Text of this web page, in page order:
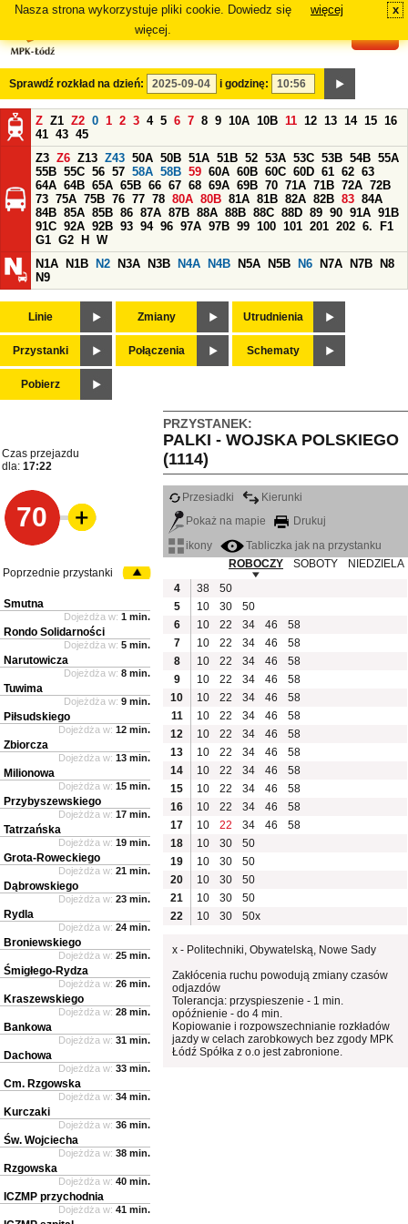
Nasza strona wykorzystuje pliki cookie. Dowiedz się
więcej.
więcej x
Sprawdź rozkład na dzień: i godzinę:
Z Z1 Z2 0 1 2 3 4 5 6 7 8 9 10A 10B 11 12 13 14 15 16
41 43 45
Z3 Z6 Z13 Z43 50A 50B 51A 51B 52 53A 53C 53B 54B 55A
55B 55C 56 57 58A 58B 59 60A 60B 60C 60D 61 62 63
64A 64B 65A 65B 66 67 68 69A 69B 70 71A 71B 72A 72B
73 75A 75B 76 77 78 80A 80B 81A 81B 82A 82B 83 84A
84B 85A 85B 86 87A 87B 88A 88B 88C 88D 89 90 91A 91B
91C 92A 92B 93 94 96 97A 97B 99 100 101 201 202 6.
F1
G1 G2 H
W
N1A
N1B N2 N3A N3B N4A N4B N5A N5B N6 N7A N7B
N8
N9
Linie Zmiany Utrudnienia
Przystanki Połączenia Schematy
Pobierz
PRZYSTANEK:
PALKI - WOJSKA POLSKIEGO
(1114)
Czas przejazdu
dla: 17:22
70
Przesiadki
Kierunki
Pokaż na mapie
Drukuj
ikony
Tabliczka jak na przystanku
ROBOCZY
SOBOTY
NIEDZIELA
4
38
50
5
10 30
50
6
10 22 34 46
58
7
10 22 34 46
58
8
10 22 34 46
58
9
10 22 34 46
58
10
10 22 34 46
58
11
10 22 34 46
58
12
10 22 34 46
58
13
10 22 34 46
58
14
10 22 34 46
58
15
10 22 34 46
58
16
10 22 34 46
58
17
10 22 34 46
58
18
10 30
50
19
10 30
50
20
10 30
50
21
10 30
50
22
10 30 50x
x - Politechniki, Obywatelską, Nowe Sady
Zakłócenia ruchu powodują zmiany czasów
odjazdów
Tolerancja: przyspieszenie - 1 min.
opóźnienie - do 4 min.
Kopiowanie i rozpowszechnianie rozkładów
jazdy w celach zarobkowych bez zgody MPK
Łódź Spółka z o.o jest zabronione.
Poprzednie przystanki
Smutna
Dojeżdża w: 1 min.
Rondo Solidarności
Dojeżdża w: 5 min.
Narutowicza
Dojeżdża w: 8 min.
Tuwima
Dojeżdża w: 9 min.
Piłsudskiego
Dojeżdża w: 12 min.
Zbiorcza
Dojeżdża w: 13 min.
Milionowa
Dojeżdża w: 15 min.
Przybyszewskiego
Dojeżdża w: 17 min.
Tatrzańska
Dojeżdża w: 19 min.
Grota-Roweckiego
Dojeżdża w: 21 min.
Dąbrowskiego
Dojeżdża w: 23 min.
Rydla
Dojeżdża w: 24 min.
Broniewskiego
Dojeżdża w: 25 min.
Śmigłego-Rydza
Dojeżdża w: 26 min.
Kraszewskiego
Dojeżdża w: 28 min.
Bankowa
Dojeżdża w: 31 min.
Dachowa
Dojeżdża w: 33 min.
Cm. Rzgowska
Dojeżdża w: 34 min.
Kurczaki
Dojeżdża w: 36 min.
Św. Wojciecha
Dojeżdża w: 38 min.
Rzgowska
Dojeżdża w: 40 min.
ICZMP przychodnia
Dojeżdża w: 41 min.